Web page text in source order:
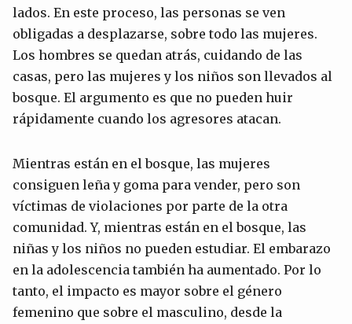
lados. En este proceso, las personas se ven
obligadas a desplazarse, sobre todo las mujeres.
Los hombres se quedan atrás, cuidando de las
casas, pero las mujeres y los niños son llevados al
bosque. El argumento es que no pueden huir
rápidamente cuando los agresores atacan.
Mientras están en el bosque, las mujeres
consiguen leña y goma para vender, pero son
víctimas de violaciones por parte de la otra
comunidad. Y, mientras están en el bosque, las
niñas y los niños no pueden estudiar. El embarazo
en la adolescencia también ha aumentado. Por lo
tanto, el impacto es mayor sobre el género
femenino que sobre el masculino, desde la